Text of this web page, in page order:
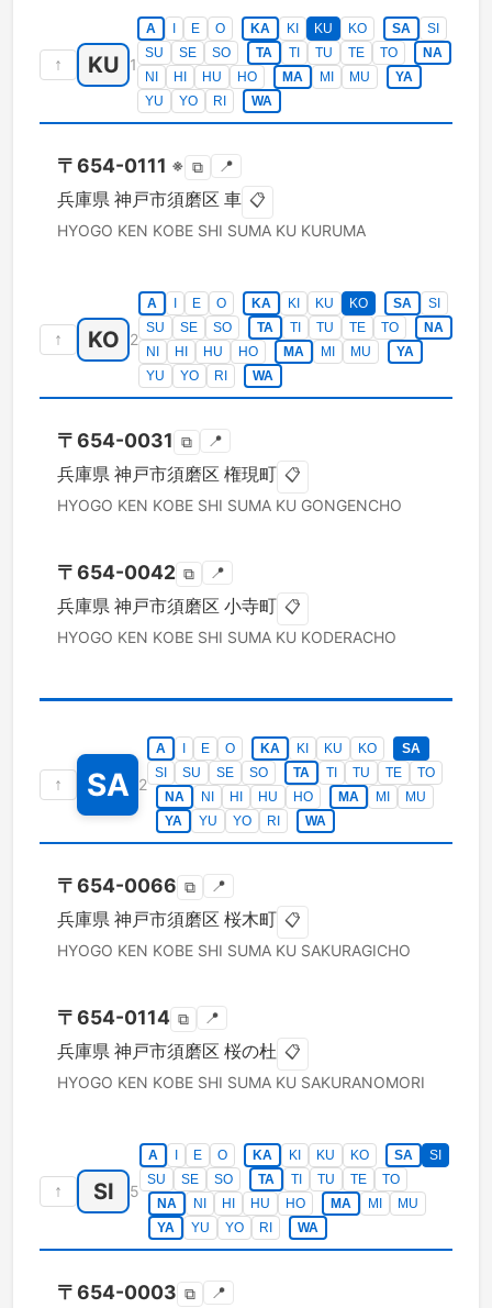
↑ KU 1
A E O KA KI KU KO SA
SI
SU
SE SO TA TI TU TE TO
NA
NI
HI HU HO MA MI MU
YA
YU
YO RI WA
〒654-0111 ※ ⧉ 📍
兵庫県 神戸市須磨区 車 📋
HYOGO KEN KOBE SHI SUMA KU KURUMA
↑ KO 2
A E O KA KI KU KO SA
SI
SU
SE SO TA TI TU TE TO
NA
NI
HI HU HO MA MI MU
YA
YU
YO RI WA
〒654-0031 ⧉ 📍
兵庫県 神戸市須磨区 権現町 📋
HYOGO KEN KOBE SHI SUMA KU GONGENCHO
〒654-0042 ⧉ 📍
兵庫県 神戸市須磨区 小寺町 📋
HYOGO KEN KOBE SHI SUMA KU KODERACHO
↑ SA 2
A E O KA KI KU KO
SA
SI
SU SE SO TA TI TU TE
TO
NA
NI HI HU HO MA MI
MU
YA
YU YO RI WA
〒654-0066 ⧉ 📍
兵庫県 神戸市須磨区 桜木町 📋
HYOGO KEN KOBE SHI SUMA KU SAKURAGICHO
〒654-0114 ⧉ 📍
兵庫県 神戸市須磨区 桜の杜 📋
HYOGO KEN KOBE SHI SUMA KU SAKURANOMORI
↑ SI 5
A E O KA KI KU KO SA
SI
SU
SE SO TA TI TU TE
TO
NA
NI HI HU HO MA MI
MU
YA
YU YO RI WA
〒654-0003 ⧉ 📍